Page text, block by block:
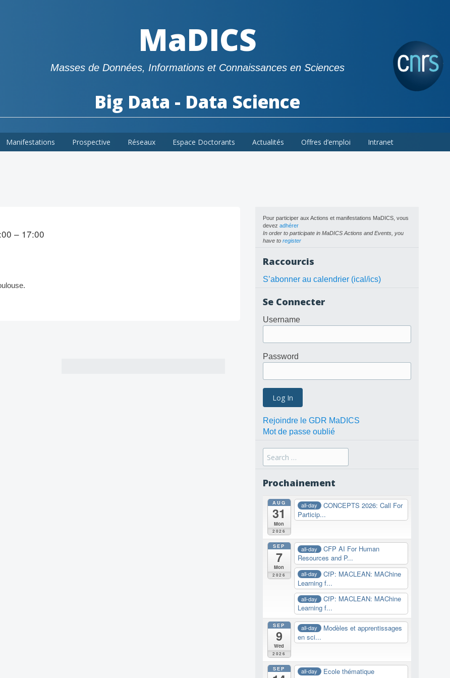
MaDICS
Masses de Données, Informations et Connaissances en Sciences
Big Data - Data Science
Manifestations Prospective Réseaux Espace Doctorants Actualités Offres d’emploi Intranet
– 17:00
Pour participer aux Actions et manifestations MaDICS, vous
devez adhérer
In order to participate in MaDICS Actions and Events, you
have to register
Raccourcis
S’abonner au calendrier (ical/ics)
Se Connecter
Username
Password
Rejoindre le GDR MaDICS
Mot de passe oublié
Search
for:
Prochainement
AUG
31
Mon
2026
all-day
CONCEPTS 2026: Call For
Particip...
SEP
7
Mon
2026
all-day
CFP AI For Human
Resources and P...
all-day
CfP: MACLEAN: MAChine
Learning f...
all-day
CfP: MACLEAN: MAChine
Learning f...
SEP
9
Wed
2026
all-day
Modèles et apprentissages
en sci...
SEP all-day
Ecole thématique